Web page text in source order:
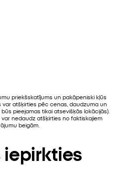
priekšskatījums un pakāpeniski kļūs
var atšķirties pēc cenas, daudzuma un
pieejamas tikai atsevišķās lokācijās).
nedaudz atšķirties no faktiskajiem
beigām.
iepirkties